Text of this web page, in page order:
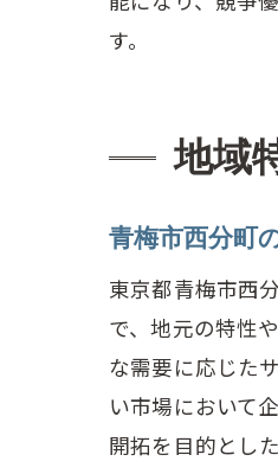
す。
地域
青梅市西分町
東京都青梅市西
で、地元の特性
な需要に応じた
い市場において
開拓を目的とし